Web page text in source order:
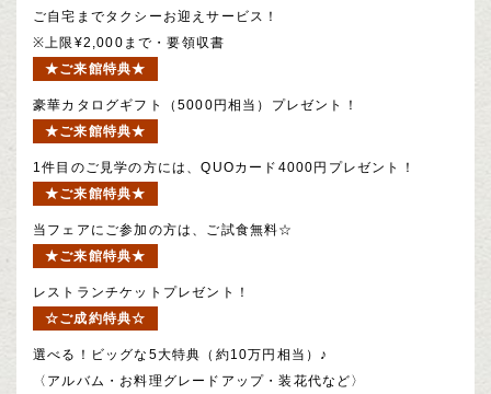
ご自宅までタクシーお迎えサービス！
※上限¥2,000まで・要領収書
★ご来館特典★
豪華カタログギフト（5000円相当）プレゼント！
★ご来館特典★
1件目のご見学の方には、QUOカード4000円プレゼント！
★ご来館特典★
当フェアにご参加の方は、ご試食無料☆
★ご来館特典★
レストランチケットプレゼント！
☆ご成約特典☆
選べる！ビッグな5大特典（約10万円相当）♪
〈アルバム・お料理グレードアップ・装花代など〉